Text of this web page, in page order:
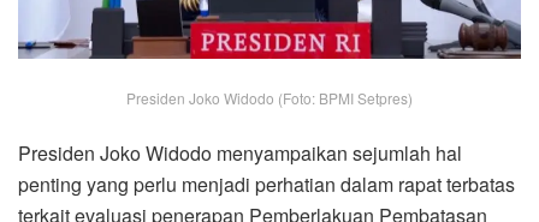
Presiden Joko Widodo (Foto: BPMI Setpres)
Presiden Joko Widodo menyampaikan sejumlah hal
penting yang perlu menjadi perhatian dalam rapat terbatas
terkait evaluasi penerapan Pemberlakuan Pembatasan